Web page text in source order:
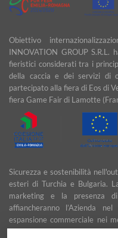
Obiettivo
INNOVATION GROUP
fieristici considerati tra i
della caccia e dei servizi di
partecipato alla fiera di Eos di
fiera Game Fair di Lamotte
Sicurezza e sostenibilità
esteri di Turchia e Bulgaria.
marketing e la presenza
affiancheranno l’Azienda
espansione commerciale nei
garantire uno sviluppo stabile e